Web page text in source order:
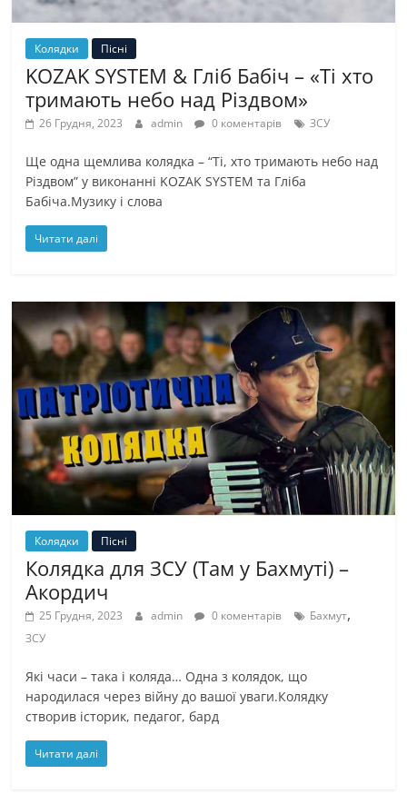
Колядки Пісні
KOZAK SYSTEM & Гліб Бабіч – «Ті хто
тримають небо над Різдвом»
26 Грудня, 2023 admin 0 коментарів ЗСУ
Ще одна щемлива колядка – “Ті, хто тримають небо над
Різдвом” у виконанні KOZAK SYSTEM та Гліба
Бабіча.Музику і слова
Читати далі
Колядки Пісні
Колядка для ЗСУ (Там у Бахмуті) –
Акордич
25 Грудня, 2023 admin 0 коментарів Бахмут,
ЗСУ
Які часи – така і коляда… Одна з колядок, що
народилася через війну до вашої уваги.Колядку
створив історик, педагог, бард
Читати далі